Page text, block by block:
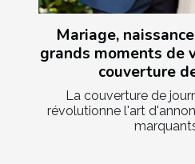
Mariage,
grands moments de
couverture
La couverture de
révolutionne l'art